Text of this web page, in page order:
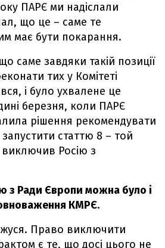
ПАРЄ ми надіслали
що це – саме те
має бути покарання.
саме завдяки такій позиції
тих у Комітеті
і було ухвалене це
березня, коли ПАРЄ
рішення рекомендувати
запустити статтю 8 – той
Росію з
з Ради Європи можна було і
КМРЄ.
Право виключити
є те, що досі цього не